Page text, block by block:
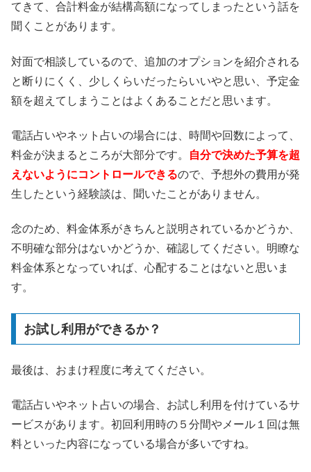
てきて、合計料金が結構高額になってしまったという話を
聞くことがあります。
対面で相談しているので、追加のオプションを紹介される
と断りにくく、少しくらいだったらいいやと思い、予定金
額を超えてしまうことはよくあることだと思います。
電話占いやネット占いの場合には、時間や回数によって、
料金が決まるところが大部分です。
自分で決めた予算を超
えないようにコントロールできるので、予想外の費用が発
生したという経験談は、聞いたことがありません。
念のため、料金体系がきちんと説明されているかどうか、
不明確な部分はないかどうか、確認してください。明瞭な
料金体系となっていれば、心配することはないと思いま
す。
お試し利用ができるか？
最後は、おまけ程度に考えてください。
電話占いやネット占いの場合、お試し利用を付けているサ
ービスがあります。初回利用時の５分間やメール１回は無
料といった内容になっている場合が多いですね。